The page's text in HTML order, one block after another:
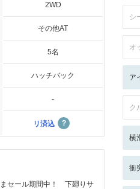
2WD
その他AT
5名
ハッチバック
-
リ済込
セール期間中！ 下廻りサ
シ
オ
ア
ク
横
衝